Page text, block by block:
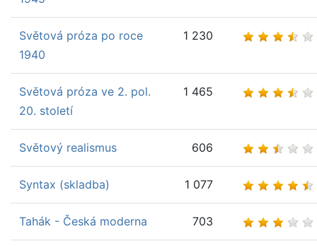
Světová próza po roce
1940
1 230
Světová próza ve 2. pol.
20. století
1 465
Světový realismus 606
Syntax (skladba) 1 077
Tahák - Česká moderna 703